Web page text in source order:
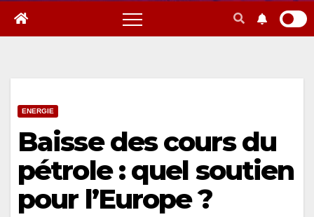
ENERGIE
Baisse des cours du
pétrole : quel soutien
pour l’Europe ?